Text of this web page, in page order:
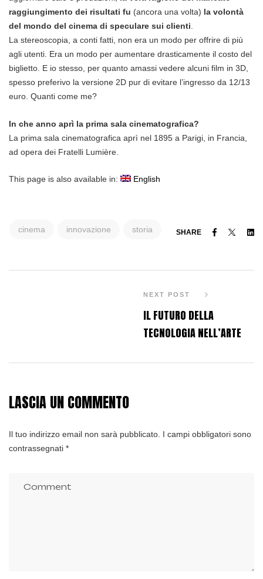
raggiungimento dei risultati fu (ancora una volta) la volontà
del mondo del cinema di speculare sui clienti
La stereoscopia, a conti fatti, non era un modo per offrire di più
agli utenti. Era un modo per aumentare drasticamente il costo del
biglietto. E io stesso, per quanto amassi vedere alcuni film in 3D,
spesso preferivo la versione 2D pur di evitare l’ingresso da 12/13
euro. Quanti come me?
In che anno aprì la prima sala cinematografica?
La prima sala cinematografica aprì nel 1895 a Parigi, in Francia,
ad opera dei Fratelli Lumière.
This page is also available in: English
cinema innovazione storia SHARE Facebook
Twitter
NEXT POST
IL FUTURO DELLA
TECNOLOGIA NELL’ARTE
LASCIA UN COMMENTO
Il tuo indirizzo email non sarà pubblicato. I campi obbligatori sono
contrassegnati *
Alternative: